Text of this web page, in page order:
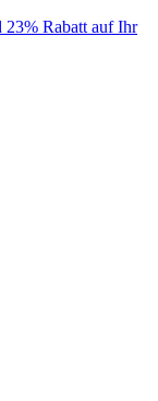
23% Rabatt auf Ihr